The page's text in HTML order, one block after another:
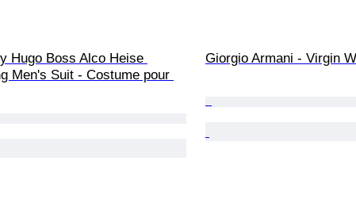
Hugo Boss Alco Heise
Men's Suit - Costume pour
Giorgio Armani - Virgin